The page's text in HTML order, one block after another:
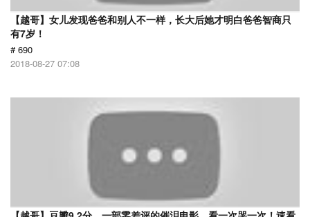
【越哥】女儿发现爸爸和别人不一样，长大后她才明白爸爸智商只
有7岁！
# 690
2018-08-27 07:08